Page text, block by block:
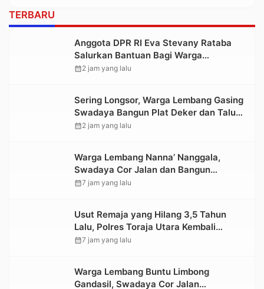
TERBARU
Anggota DPR RI Eva Stevany Rataba
Salurkan Bantuan Bagi Warga
Terdampak Longsor di Buntu Pepasan
calendar_month2 jam yang lalu
Sering Longsor, Warga Lembang Gasing
Swadaya Bangun Plat Deker dan Talut
Jalan Penghubung Antar Lembang
calendar_month2 jam yang lalu
Warga Lembang Nanna’ Nanggala,
Swadaya Cor Jalan dan Bangun
Jembatan
calendar_month7 jam yang lalu
Usut Remaja yang Hilang 3,5 Tahun
Lalu, Polres Toraja Utara Kembali
Datangi TKP
calendar_month7 jam yang lalu
Warga Lembang Buntu Limbong
Gandasil, Swadaya Cor Jalan